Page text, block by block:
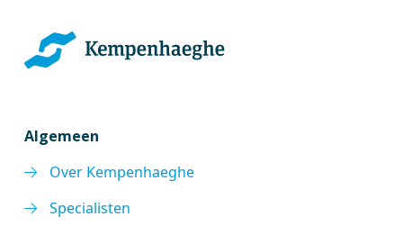
Algemeen
Over Kempenhaeghe
Specialisten